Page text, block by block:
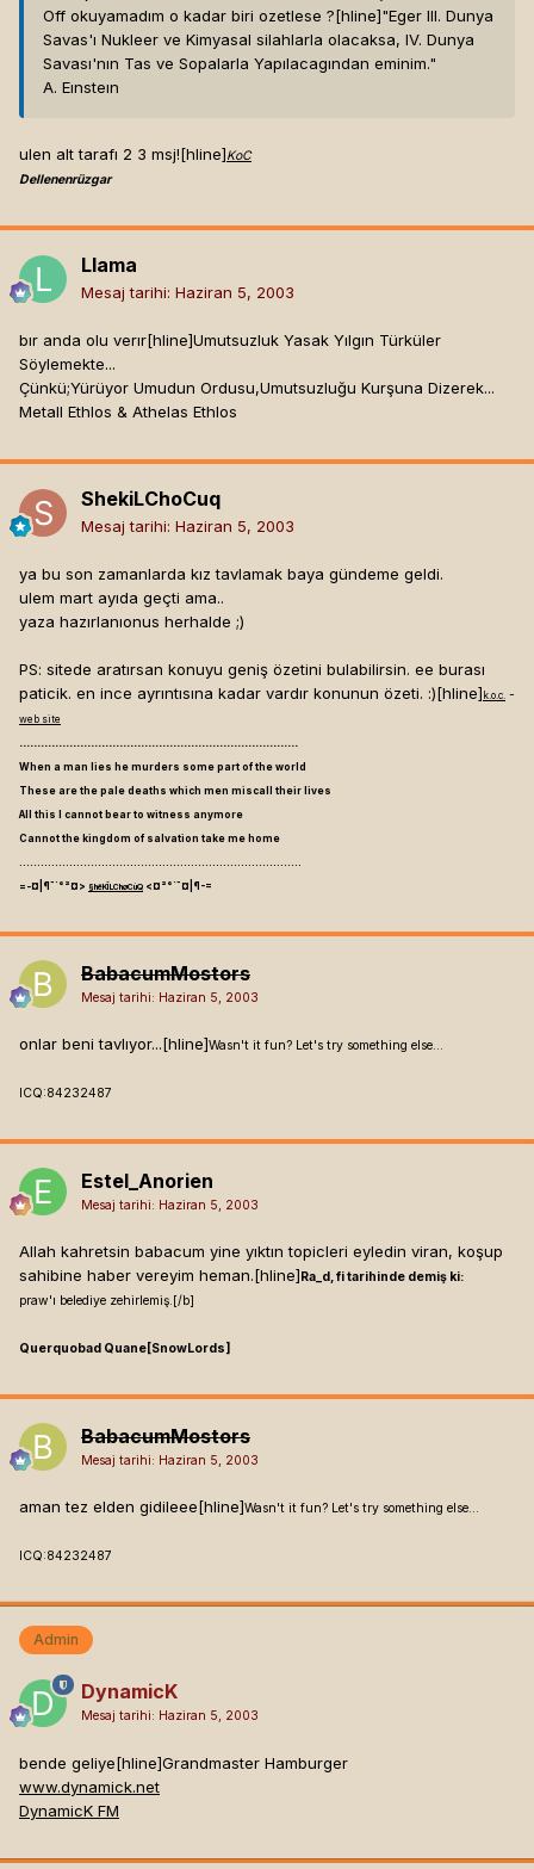
Off okuyamadım o kadar biri ozetlese ?[hline]"Eger III. Dunya
Savas'ı Nukleer ve Kimyasal silahlarla olacaksa, IV. Dunya
Savası'nın Tas ve Sopalarla Yapılacagından eminim."
A. Eınsteın
ulen alt tarafı 2 3 msj![hline]KoC
Dellenenrüzgar
Llama
Mesaj tarihi: Haziran 5, 2003
bır anda olu verır[hline]Umutsuzluk Yasak Yılgın Türküler
Söylemekte...
Çünkü;Yürüyor Umudun Ordusu,Umutsuzluğu Kurşuna Dizerek...
Metall Ethlos & Athelas Ethlos
ShekiLChoCuq
Mesaj tarihi: Haziran 5, 2003
ya bu son zamanlarda kız tavlamak baya gündeme geldi.
ulem mart ayıda geçti ama..
yaza hazırlanıonus herhalde ;)
PS: sitede aratırsan konuyu geniş özetini bulabilirsin. ee burası
paticik. en ince ayrıntısına kadar vardır konunun özeti. :)[hline] k.o.c. -
web site
..............................................................................
When a man lies he murders some part of the world
These are the pale deaths which men miscall their lives
All this I cannot bear to witness anymore
Cannot the kingdom of salvation take me home
...............................................................................
=-¤|¶¯`°²¤> §hëKÎLChøCùQ <¤²°`¯¤|¶-=
BabacumMostors
Mesaj tarihi: Haziran 5, 2003
onlar beni tavlıyor...[hline]Wasn't it fun? Let's try something else...
ICQ:84232487
Estel_Anorien
Mesaj tarihi: Haziran 5, 2003
Allah kahretsin babacum yine yıktın topicleri eyledin viran, koşup
sahibine haber vereyim heman.[hline] Ra_d, fi tarihinde demiş ki:
praw'ı belediye zehirlemiş.[/b]
Querquobad Quane[SnowLords]
BabacumMostors
Mesaj tarihi: Haziran 5, 2003
aman tez elden gidileee[hline]Wasn't it fun? Let's try something else...
ICQ:84232487
Admin
DynamicK
Mesaj tarihi: Haziran 5, 2003
bende geliye[hline]Grandmaster Hamburger
www.dynamick.net
DynamicK FM